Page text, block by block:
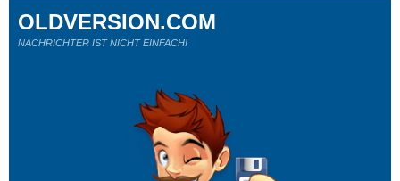
OLDVERSION.COM
NACHRICHTER IST NICHT EINFACH!